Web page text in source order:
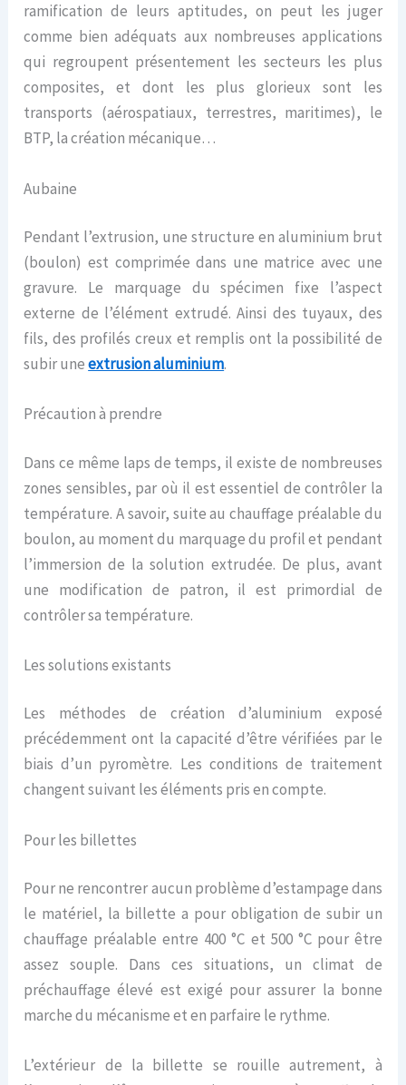
ramification de leurs aptitudes, on peut les juger
comme bien adéquats aux nombreuses applications
qui regroupent présentement les secteurs les plus
composites, et dont les plus glorieux sont les
transports (aérospatiaux, terrestres, maritimes), le
BTP, la création mécanique…
Aubaine
Pendant l’extrusion, une structure en aluminium brut
(boulon) est comprimée dans une matrice avec une
gravure. Le marquage du spécimen fixe l’aspect
externe de l’élément extrudé. Ainsi des tuyaux, des
fils, des profilés creux et remplis ont la possibilité de
subir uneextrusion aluminium.
Précaution à prendre
Dans ce même laps de temps, il existe de nombreuses
zones sensibles, par où il est essentiel de contrôler la
température. A savoir, suite au chauffage préalable du
boulon, au moment du marquage du profil et pendant
l’immersion de la solution extrudée. De plus, avant
une modification de patron, il est primordial de
contrôler sa température.
Les solutions existants
Les méthodes de création d’aluminium exposé
précédemment ont la capacité d’être vérifiées par le
biais d’un pyromètre. Les conditions de traitement
changent suivant les éléments pris en compte.
Pour les billettes
Pour ne rencontrer aucun problème d’estampage dans
le matériel, la billette a pour obligation de subir un
chauffage préalable entre 400 °C et 500 °C pour être
assez souple. Dans ces situations, un climat de
préchauffage élevé est exigé pour assurer la bonne
marche du mécanisme et en parfaire le rythme.
L’extérieur de la billette se rouille autrement, à